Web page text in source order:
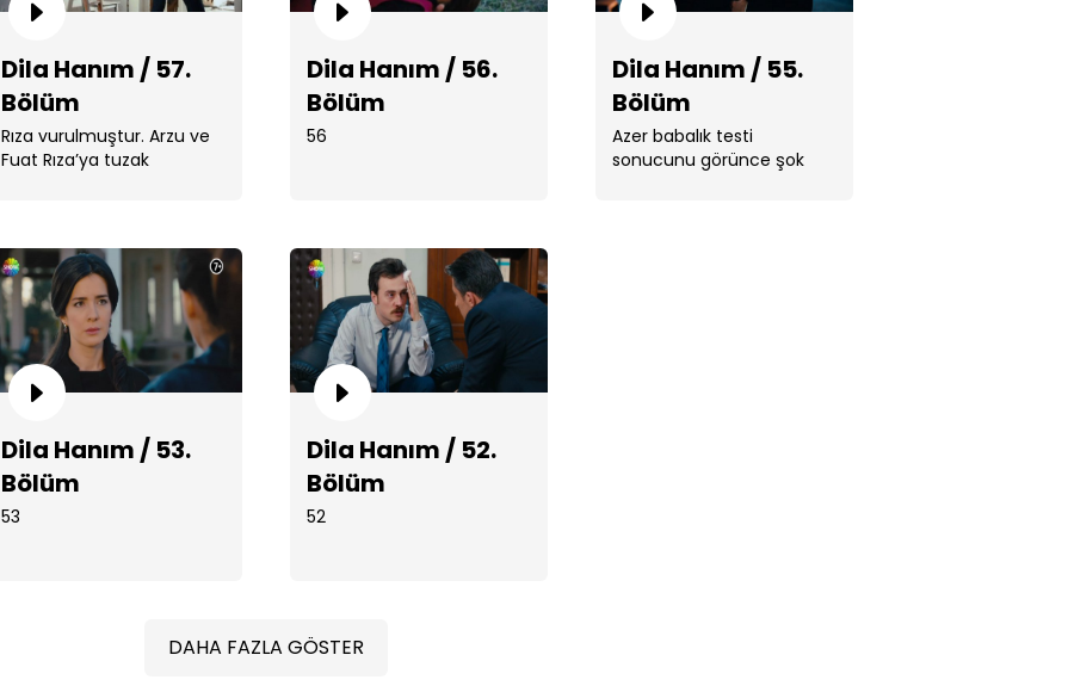
Dila Hanım / 57. Bölüm
Dila Hanım / 55. Bölüm
Dila Hanım / 57.
Bölüm
Rıza vurulmuştur. Arzu ve
Fuat Rıza’ya tuzak
Dila Hanım / 56.
Bölüm
56
Dila Hanım / 55.
Bölüm
Azer babalık testi
sonucunu görünce şok
Dila Hanım / 53.
Bölüm
53
Dila Hanım / 52.
Bölüm
52
DAHA FAZLA GÖSTER